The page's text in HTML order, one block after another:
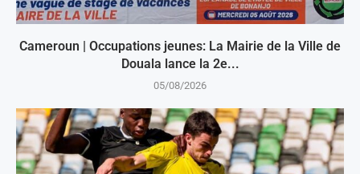
Cameroun | Occupations jeunes: La Mairie de la Ville de
Douala lance la 2e...
05/08/2026